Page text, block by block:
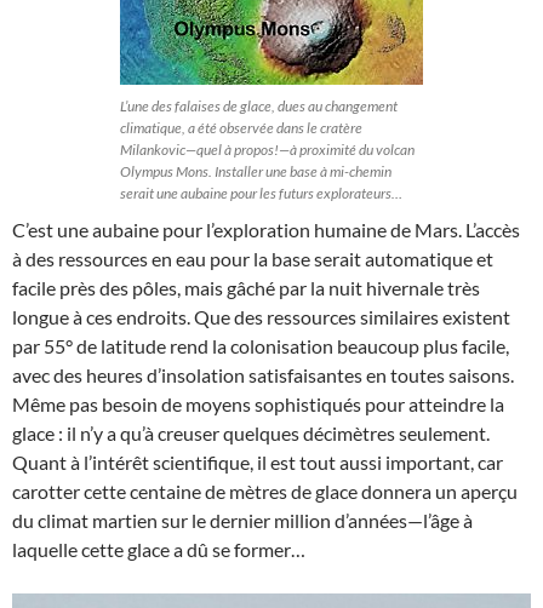
L’une des falaises de glace, dues au changement
climatique, a été observée dans le cratère
Milankovic—quel à propos!—à proximité du volcan
Olympus Mons. Installer une base à mi-chemin
serait une aubaine pour les futurs explorateurs…
C’est une aubaine pour l’exploration humaine de Mars. L’accès
à des ressources en eau pour la base serait automatique et
facile près des pôles, mais gâché par la nuit hivernale très
longue à ces endroits. Que des ressources similaires existent
par 55° de latitude rend la colonisation beaucoup plus facile,
avec des heures d’insolation satisfaisantes en toutes saisons.
Même pas besoin de moyens sophistiqués pour atteindre la
glace : il n’y a qu’à creuser quelques décimètres seulement.
Quant à l’intérêt scientifique, il est tout aussi important, car
carotter cette centaine de mètres de glace donnera un aperçu
du climat martien sur le dernier million d’années—l’âge à
laquelle cette glace a dû se former…